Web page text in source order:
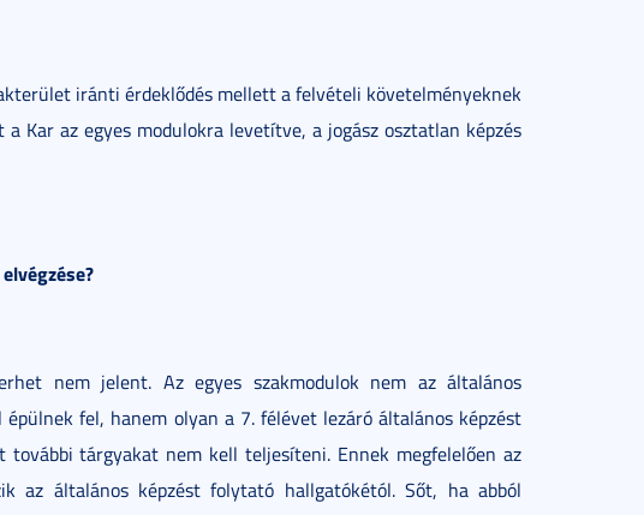
iránti érdeklődés mellett a felvételi követelményeknek
Kar az egyes modulokra levetítve, a jogász osztatlan képzés
nem jelent. Az egyes szakmodulok nem az általános
fel, hanem olyan a 7. félévet lezáró általános képzést
tárgyakat nem kell teljesíteni. Ennek megfelelően az
az általános képzést folytató hallgatókétól. Sőt, ha abból